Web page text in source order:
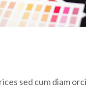
sed cum diam